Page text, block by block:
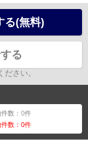
る(無料)
る
さい。
件数：0件
件数：0件